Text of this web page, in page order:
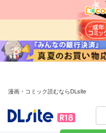
漫画・コミック読むならDLsite